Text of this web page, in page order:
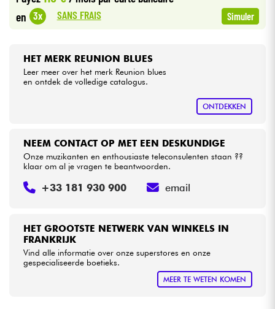
Sets
en 3x SANS FRAIS Simuler
HET MERK REUNION BLUES
Leer meer over het merk Reunion blues
en ontdek de volledige catalogus.
ONTDEKKEN
HET GROOTSTE NETWERK VAN WINKELS IN
FRANKRIJK
Vind alle informatie over onze superstores en onze
gespecialiseerde boetieks.
MEER TE WETEN KOMEN
NEEM CONTACT OP MET EEN DESKUNDIGE
Onze muzikanten en enthousiaste teleconsulenten staan ??
klaar om al je vragen te beantwoorden.
+33 181 930 900 email